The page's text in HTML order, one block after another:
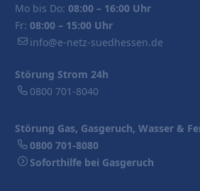
Mo bis Do: 08:00 – 16:00 Uhr
Fr: 08:00 – 15:00 Uhr
info@e-netz-suedhessen.de
Störung Strom 24h
0800 701-8040
Störung Gas, Gasgeruch, Wasser &
0800 701-8080
Soforthilfe bei Gasgeruch